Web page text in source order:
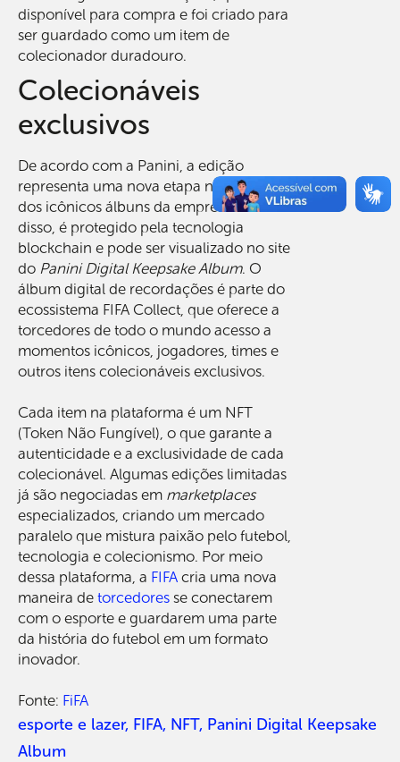
disponível para compra e foi criado para
ser guardado como um item de
colecionador duradouro.
Colecionáveis ​​
exclusivos
De acordo com a Panini, a edição
representa uma nova etapa no futuro
dos icônicos álbuns da empresa. Além
disso, é protegido pela tecnologia
blockchain e pode ser visualizado no site
do Panini Digital Keepsake Album. O
álbum digital de recordações é parte do
ecossistema FIFA Collect, que oferece a
torcedores de todo o mundo acesso a
momentos icônicos, jogadores, times e
outros itens colecionáveis ​​exclusivos.
Cada item na plataforma é um NFT
(Token Não Fungível), o que garante a
autenticidade e a exclusividade de cada
colecionável. Algumas edições limitadas
já são negociadas em marketplaces
especializados, criando um mercado
paralelo que mistura paixão pelo futebol,
tecnologia e colecionismo. Por meio
dessa plataforma, a FIFA cria uma nova
maneira de torcedores se conectarem
com o esporte e guardarem uma parte
da história do futebol em um formato
inovador.
Fonte: FiFA
esporte e lazer, FIFA, NFT, Panini Digital Keepsake
Album